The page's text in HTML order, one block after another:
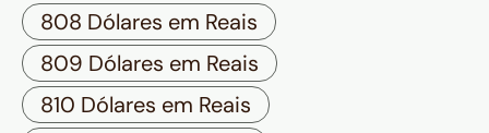
808 Dólares em Reais
809 Dólares em Reais
810 Dólares em Reais